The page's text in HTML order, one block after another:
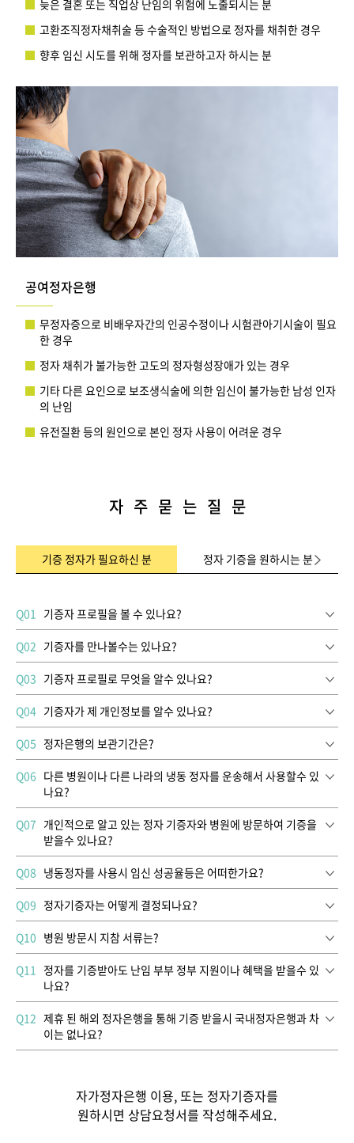
늦은 결혼 또는 직업상 난임의 위험에 노출되시는 분
고환조직정자채취술 등 수술적인 방법으로 정자를 채취한 경우
향후 임신 시도를 위해 정자를 보관하고자 하시는 분
공여정자은행
무정자증으로 비배우자간의 인공수정이나 시험관아기시술이 필요
한 경우
정자 채취가 불가능한 고도의 정자형성장애가 있는 경우
기타 다른 요인으로 보조생식술에 의한 임신이 불가능한 남성 인자
의 난임
유전질환 등의 원인으로 본인 정자 사용이 어려운 경우
자 주 묻 는 질 문
기증 정자가 필요하신 분 정자 기증을 원하시는 분
Q01 기증자 프로필을 볼 수 있나요?
Q02 기증자를 만나볼수는 있나요?
Q03 기증자 프로필로 무엇을 알수 있나요?
Q04 기증자가 제 개인정보를 알수 있나요?
Q05 정자은행의 보관기간은?
Q06 다른 병원이나 다른 나라의 냉동 정자를 운송해서 사용할수 있
나요?
Q07 개인적으로 알고 있는 정자 기증자와 병원에 방문하여 기증을
받을수 있나요?
Q08 냉동정자를 사용시 임신 성공율등은 어떠한가요?
Q09 정자기증자는 어떻게 결정되나요?
Q10 병원 방문시 지참 서류는?
Q11 정자를 기증받아도 난임 부부 정부 지원이나 혜택을 받을수 있
나요?
Q12 제휴 된 해외 정자은행을 통해 기증 받을시 국내정자은행과 차
이는 없나요?
자가정자은행 이용, 또는 정자기증자를
원하시면 상담요청서를 작성해주세요.